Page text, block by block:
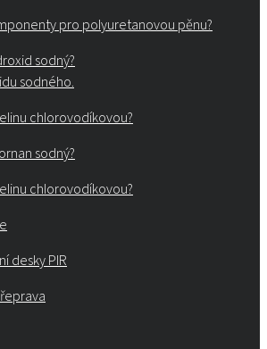
pro polyuretanovou pěnu?
sodný?
sodného.
chlorovodíkovou?
sodný?
chlorovodíkovou?
desky PIR